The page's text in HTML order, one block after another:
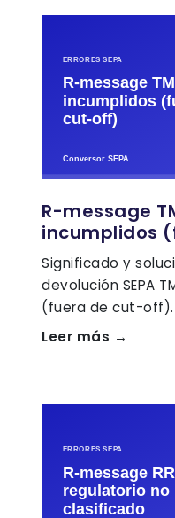
R-message
incumplidos
Significado y
devolución SEPA
(fuera de cut-off).
Leer más →